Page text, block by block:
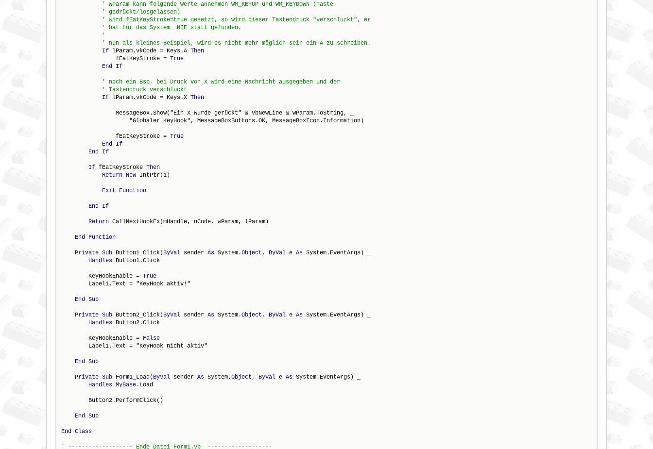
' wParam kann folgende Werte annehmen WM_KEYUP und WM_KEYDOWN (Taste
' gedrückt/losgelassen)
' wird fEatKeyStroke=true gesetzt, so wird dieser Tastendruck "verschluckt", er
' hat für das System  NIE statt gefunden.
'
' nun als kleines Beispiel, wird es nicht mehr möglich sein ein A zu schreiben.
If lParam.vkCode = Keys.A Then
                fEatKeyStroke =
True
End If
' noch ein Bsp, bei Druck von X wird eine Nachricht ausgegeben und der
' Tastendruck verschluckt
If lParam.vkCode = Keys.X Then
                MessageBox.Show("Ein X wurde gerückt" & vbNewLine & wParam.ToString, _
                    "Globaler KeyHook", MessageBoxButtons.OK, MessageBoxIcon.Information)
                fEatKeyStroke =
True
End If
End If
If fEatKeyStroke Then
Return New IntPtr(1)
Exit Function
End If
Return CallNextHookEx(mHandle, nCode, wParam, lParam)
End Function
Private Sub Button1_Click( ByVal sender As System.Object, ByVal e As System.EventArgs) _
Handles Button1.Click
        KeyHookEnable =
True
        Label1.Text = "KeyHook aktiv!"
End Sub
Private Sub Button2_Click( ByVal sender As System.Object, ByVal e As System.EventArgs) _
Handles Button2.Click
        KeyHookEnable =
False
        Label1.Text = "KeyHook nicht aktiv"
End Sub
Private Sub Form1_Load( ByVal sender As System.Object, ByVal e As System.EventArgs) _
Handles MyBase.Load
        Button2.PerformClick()
End Sub
End Class
' ------------------- Ende Datei Form1.vb  -------------------